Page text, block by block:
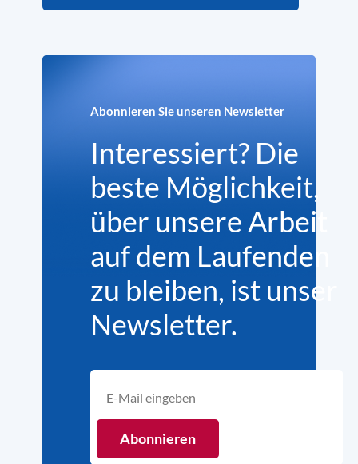
Abonnieren Sie unseren Newsletter
Interessiert? Die
beste Möglichkeit,
über unsere Arbeit
auf dem Laufenden
zu bleiben, ist unser
Newsletter.